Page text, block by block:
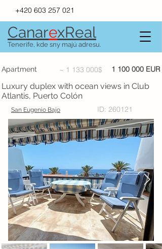
+420 603 257 021
CanarexReal
Tenerife, kde sny majú adresu.
Apartment ~ 1 133 000$ 1 100 000 EUR
Luxury duplex with ocean views in Club
Atlantis, Puerto Colón
San Eugenio Bajo ID: 260121
FOR SALE